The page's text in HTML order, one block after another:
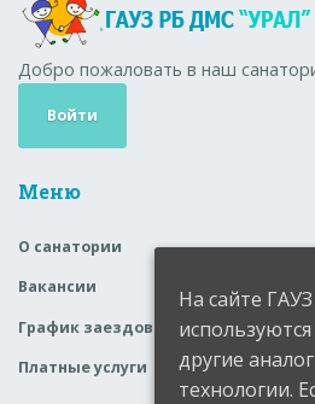
Добро пожаловать в наш
Войти
Меню
О санатории
Вакансии
График заездов
Платные услуги
На сайте
другие
технологии.